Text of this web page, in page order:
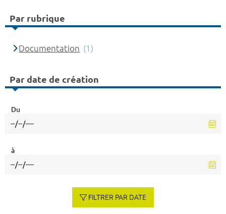
Par rubrique
Documentation (1)
Par date de création
Du
à
FILTRER PAR DATE